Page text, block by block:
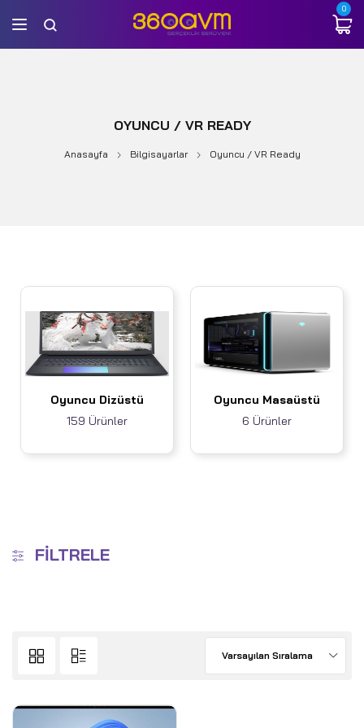
0
OYUNCU / VR READY
Anasayfa Bilgisayarlar Oyuncu / VR Ready
Oyuncu Dizüstü
159 Ürünler
Oyuncu Masaüstü
6 Ürünler
FILTRELE
Varsayılan Sıralama